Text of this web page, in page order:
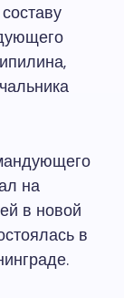
на
в новой
в